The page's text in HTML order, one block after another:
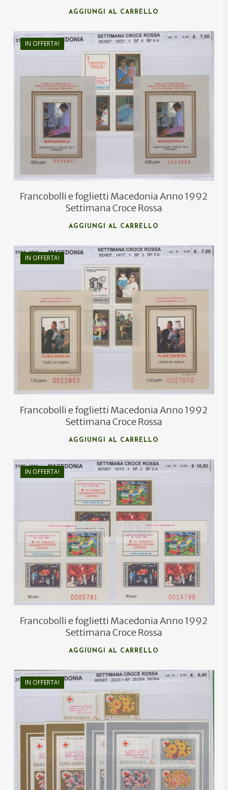
AGGIUNGI AL CARRELLO
IN OFFERTA!
€9,40
€6,50
Francobolli e foglietti Macedonia Anno 1992
Settimana Croce Rossa
AGGIUNGI AL CARRELLO
IN OFFERTA!
€9,40
€6,00
Francobolli e foglietti Macedonia Anno 1992
Settimana Croce Rossa
AGGIUNGI AL CARRELLO
IN OFFERTA!
€14,00
€ 10,00
Francobolli e foglietti Macedonia Anno 1992
Settimana Croce Rossa
AGGIUNGI AL CARRELLO
IN OFFERTA!
€
8,50
€
5,50